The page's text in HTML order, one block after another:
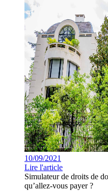
10/09/2021
Lire l'article
Simulateur de droits de
qu’allez-vous payer ?